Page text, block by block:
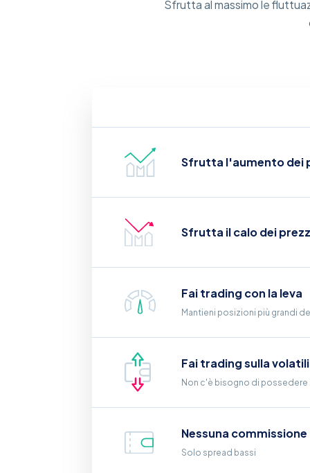
Sfrutta al massimo le
Sfrutta l'aumento dei
Sfrutta il calo dei
Fai trading con la leva
Mantieni posizioni più grandi
Fai trading sulla
Non c'è bisogno di possedere
Nessuna commissione
Solo spread bassi